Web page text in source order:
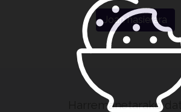
Joan hasierara
Harremanetarako